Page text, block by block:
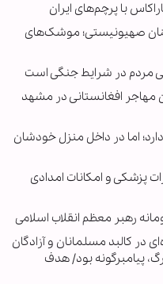
با پرچم‌های ایران
صهیونیستی؛ موشک‌های
مردم در شرایط جنگی است
مهاجر افغانستانی در مشهد
اما در داخل منزل خودشان
پزشکی و امکانات امدادی
رهبر معظم انقلاب اسلامی
در کالبد مسلمانان و آزادگان
پیامبرگونه بود/ هدف